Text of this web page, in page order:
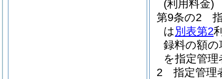
(利用料金)
第9条の2
は 別表第2
録料の額
を指定管
2
指定管理